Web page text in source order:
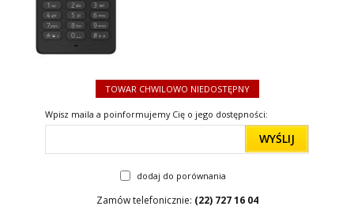
TOWAR CHWILOWO NIEDOSTĘPNY
Wpisz maila a poinformujemy Cię o jego dostępności:
WYŚLIJ
dodaj do porównania
Zamów telefonicznie: (22) 727 16 04